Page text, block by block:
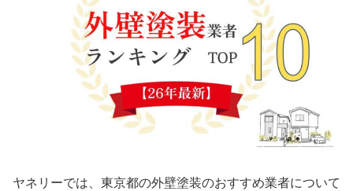
ヤネリーでは、東京都の外壁塗装のおすすめ業者について